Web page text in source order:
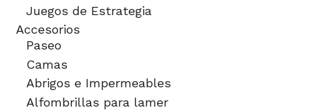
Juegos de Estrategia
Accesorios
Paseo
Camas
Abrigos e Impermeables
Alfombrillas para lamer